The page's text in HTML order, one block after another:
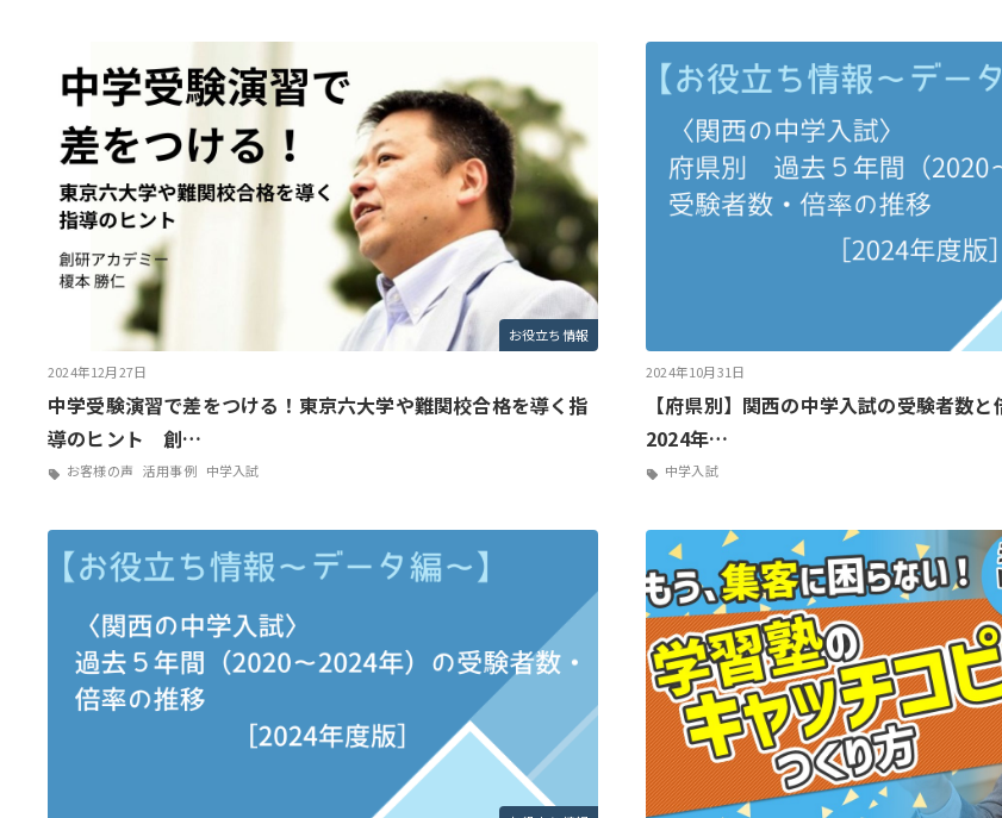
お役立ち情報
2024年12月27日
中学受験演習で差をつける！東京六大学や難関校合格を導く指
導のヒント 創…
お客様の声 活用事例 中学入試
2024年10月31日
【府県別】関西の中学入試の受験者数
2024年…
中学入試